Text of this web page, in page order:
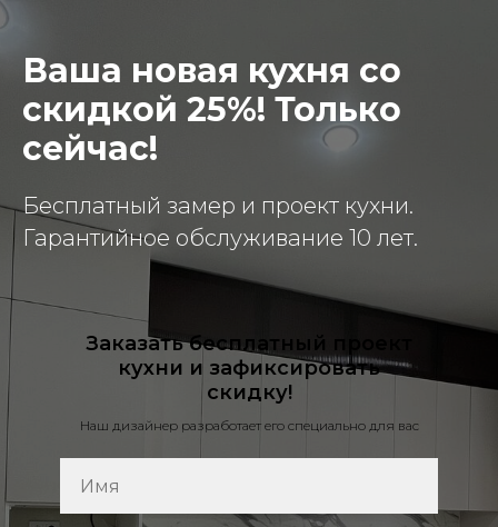
Ваша новая кухня со
скидкой 25%! Только
сейчас!
Бесплатный замер и проект кухни.
Гарантийное обслуживание 10 лет.
Заказать бесплатный проект
кухни и зафиксировать
скидку!
Наш дизайнер разработает его специально для вас